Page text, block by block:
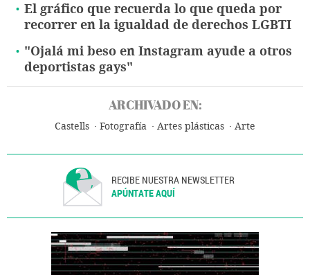
El gráfico que recuerda lo que queda por
recorrer en la igualdad de derechos LGBTI
"Ojalá mi beso en Instagram ayude a otros
deportistas gays"
ARCHIVADO EN:
Castells Fotografía Artes plásticas Arte
RECIBE NUESTRA NEWSLETTER
APÚNTATE AQUÍ